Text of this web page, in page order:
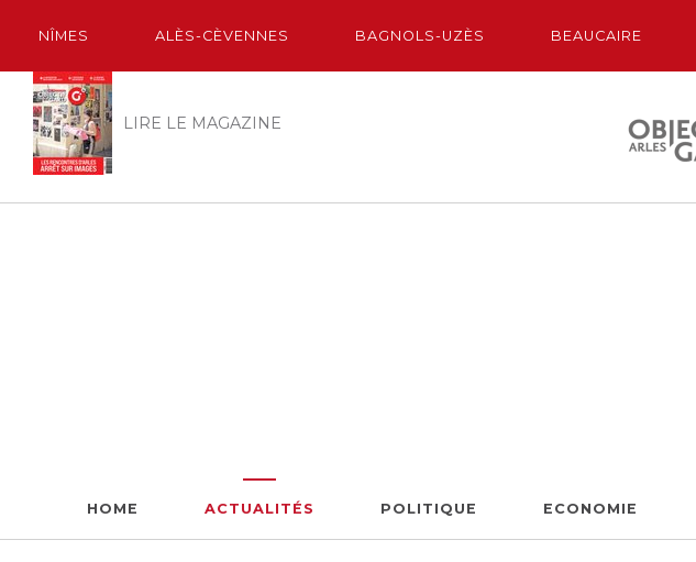
NÎMES ALÈS-CÈVENNES BAGNOLS-UZÈS BEAUCAIRE
LIRE LE MAGAZINE
HOME ACTUALITÉS POLITIQUE ECONOMIE